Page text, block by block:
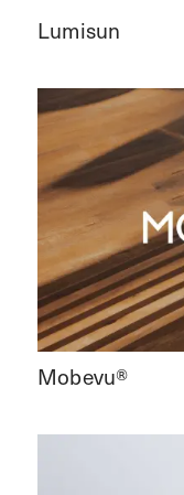
Lumisun
Mobevu®